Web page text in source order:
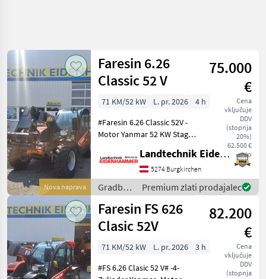
Kategorija 4 Država Filtri
TRENUTNA
POT
Gradbena
tehnika
Gradbeni
Teleskopski
Nakladalniki
Faresin
KATEGORIJO
Faresin
Ponastavi
Prikaži 7
rezultatov
Nova naprava
Faresin 6.26
Classic 52 V
75.000
€
Cena
vključuje
DDV
(stopnja
20%)
62.500 €
neto
71 KM/52 kW L. pr. 2026
4 h
#Faresin 6.26 Classic 52V -
Motor Yanmar 52 KW Stage
30 km/h -Euroaufnahme
mit Schnellwechselsystem -
Lasthaken drehbar -man.
Ventilbl
Landtechnik Eidenhammer GmbH
5274 Burgkirchen
Gradbeni
stroji /
Faresin
Premium zlati prodajalec
Faresin FS 626
Clasic 52V
82.200
€
Cena
vključuje
DDV
(stopnja
71 KM/52 kW L. pr. 2026
3 h
#FS 6.26 Clasic 52 V# -4-